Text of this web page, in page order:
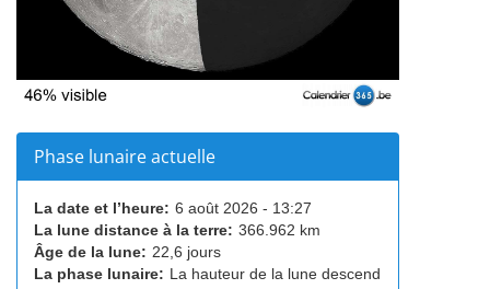
Phase lunaire actuelle
La date et l’heure: 6 août 2026 - 13:27
La lune distance à la terre: 366.962 km
Âge de la lune: 22,6 jours
La phase lunaire: La hauteur de la lune descend